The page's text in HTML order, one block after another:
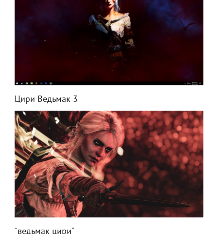
Цири Ведьмак 3
"ведьмак цири"